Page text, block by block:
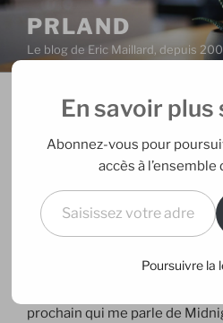
Aller
contenu
principal
PRLAND
Le blog de Eric Maillard, depuis
PUBLIÉ
02/05/2006PARERIC
Reprise en main
blogcrossing (merci à
Leafar
et une journée de 1er mai…
douceur avant une
prochain qui me parle de
En savoir plus
Abonnez-vous pour
accès à l’ensemble
Saisissez votre adresse e-mail…
Poursuivre la